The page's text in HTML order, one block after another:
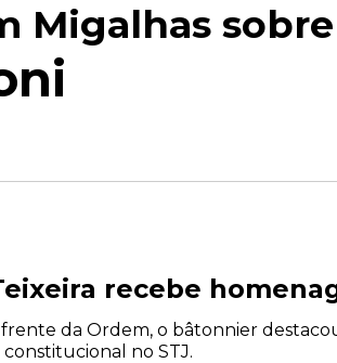
Migalhas sobre
recebe
da Ordem, o bâtonnier
no STJ.